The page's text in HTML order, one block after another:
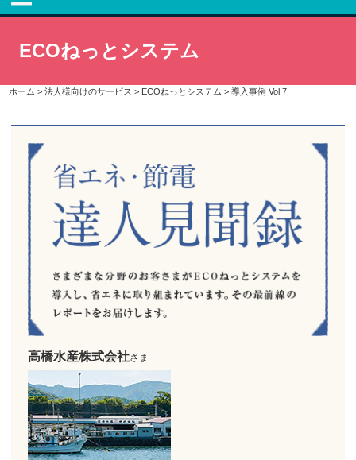
ECOねっとシステム
ホーム > 法人様向けのサービス > ECOねっとシステム > 導入事例 Vol.7
高橋水産株式会社さま